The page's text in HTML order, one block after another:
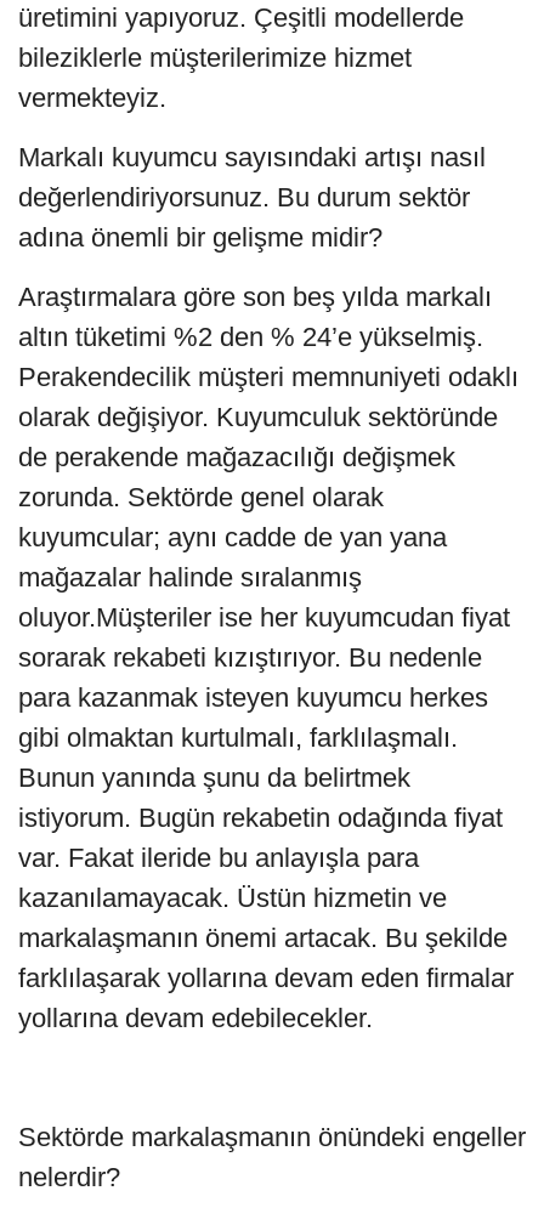
üretimini yapıyoruz. Çeşitli modellerde
bileziklerle müşterilerimize hizmet
vermekteyiz.
Markalı kuyumcu sayısındaki artışı nasıl
değerlendiriyorsunuz. Bu durum sektör
adına önemli bir gelişme midir?
Araştırmalara göre son beş yılda markalı
altın tüketimi %2 den % 24’e yükselmiş.
Perakendecilik müşteri memnuniyeti odaklı
olarak değişiyor. Kuyumculuk sektöründe
de perakende mağazacılığı değişmek
zorunda. Sektörde genel olarak
kuyumcular; aynı cadde de yan yana
mağazalar halinde sıralanmış
oluyor.Müşteriler ise her kuyumcudan fiyat
sorarak rekabeti kızıştırıyor. Bu nedenle
para kazanmak isteyen kuyumcu herkes
gibi olmaktan kurtulmalı, farklılaşmalı.
Bunun yanında şunu da belirtmek
istiyorum. Bugün rekabetin odağında fiyat
var. Fakat ileride bu anlayışla para
kazanılamayacak. Üstün hizmetin ve
markalaşmanın önemi artacak. Bu şekilde
farklılaşarak yollarına devam eden firmalar
yollarına devam edebilecekler.
Sektörde markalaşmanın önündeki engeller
nelerdir?